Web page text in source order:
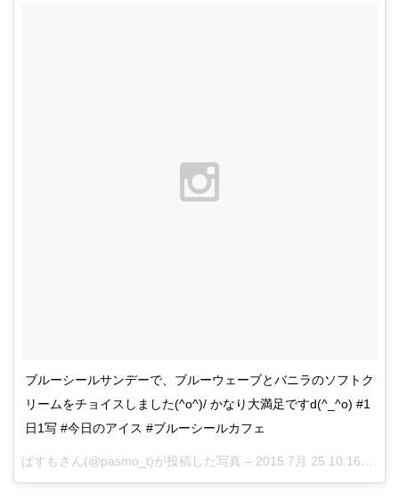
ブルーシールサンデーで、ブルーウェーブとバニラのソフトク
リームをチョイスしました(^o^)/ かなり大満足ですd(^_^o) #1
日1写 #今日のアイス #ブルーシールカフェ
ぱすもさん(@pasmo_t)が投稿した写真 – 2015 7月 25 10:16午後 PDT